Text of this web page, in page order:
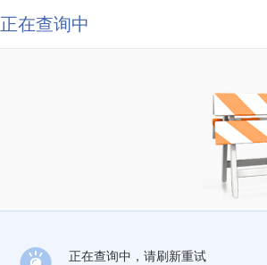
正在查询中
正在查询中，请刷新重试